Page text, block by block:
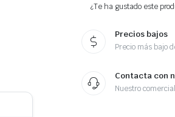
¿Te ha gustado este
Precios bajos
Precio más bajo
Contacta con
Nuestro